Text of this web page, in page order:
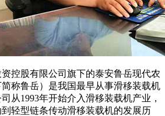
股有限公司旗下的泰安鲁岳现代农
称鲁岳）是我国最早从事滑移装载机
从1993年开始介入滑移装载机产业，
轻型链条传动滑移装载机的发展历